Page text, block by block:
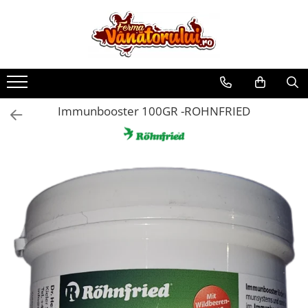
Toate Produsele
Iepuri
Hranitori
Adapatori
Hranitori
Adapatori
Custi
Incubatoare
Accesorii
Hrana (furaje)
Immunbooster 100GR -ROHNFRIED